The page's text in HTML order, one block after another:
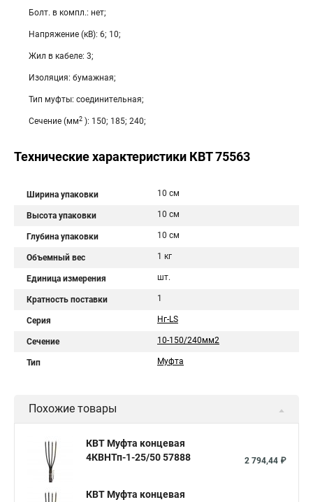
Болт. в компл.: нет;
Напряжение (кВ): 6; 10;
Жил в кабеле: 3;
Изоляция: бумажная;
Тип муфты: соединительная;
Сечение (мм2 ): 150; 185; 240;
Технические характеристики КВТ 75563
Ширина упаковки 10 см
Высота упаковки 10 см
Глубина упаковки 10 см
Объемный вес 1 кг
Единица измерения шт.
Кратность поставки 1
Серия Нг-LS
Сечение 10-150/240мм2
Тип Муфта
Похожие товары
КВТ Муфта концевая
4КВНТп-1-25/50 57888
2 794,44 ₽
КВТ Муфта концевая